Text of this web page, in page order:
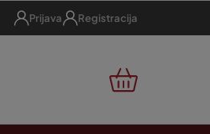
Prijava Registracija
KOŠARICA